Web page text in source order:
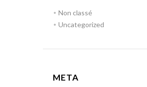
Non classé
Uncategorized
META